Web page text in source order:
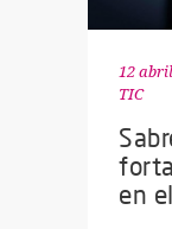
12
TIC
en